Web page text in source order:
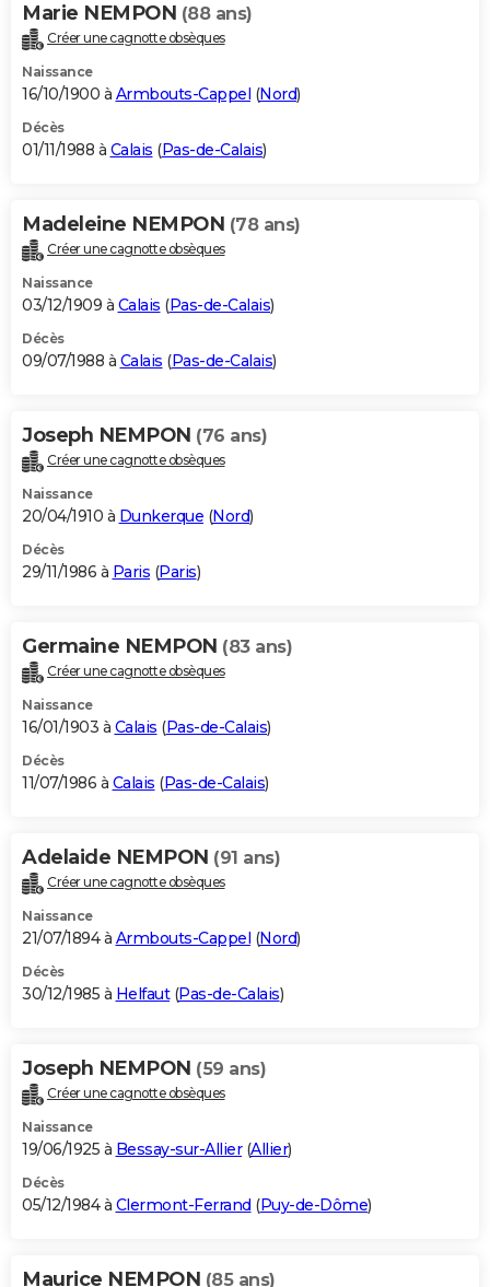
Marie NEMPON (88 ans)
Créer une cagnotte obsèques
Naissance
16/10/1900 à Armbouts-Cappel (Nord)
Décès
01/11/1988 à Calais (Pas-de-Calais)
Madeleine NEMPON (78 ans)
Créer une cagnotte obsèques
Naissance
03/12/1909 à Calais (Pas-de-Calais)
Décès
09/07/1988 à Calais (Pas-de-Calais)
Joseph NEMPON (76 ans)
Créer une cagnotte obsèques
Naissance
20/04/1910 à Dunkerque (Nord)
Décès
29/11/1986 à Paris (Paris)
Germaine NEMPON (83 ans)
Créer une cagnotte obsèques
Naissance
16/01/1903 à Calais (Pas-de-Calais)
Décès
11/07/1986 à Calais (Pas-de-Calais)
Adelaide NEMPON (91 ans)
Créer une cagnotte obsèques
Naissance
21/07/1894 à Armbouts-Cappel (Nord)
Décès
30/12/1985 à Helfaut(Pas-de-Calais)
Joseph NEMPON (59 ans)
Créer une cagnotte obsèques
Naissance
19/06/1925 à Bessay-sur-Allier(Allier)
Décès
05/12/1984 à Clermont-Ferrand (Puy-de-Dôme)
Maurice NEMPON (85 ans)